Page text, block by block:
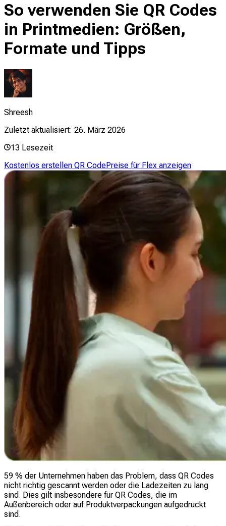
So verwenden Sie QR Codes
in Printmedien: Größen,
Formate und Tipps
Shreesh
Zuletzt aktualisiert: 26. März 2026
13 Lesezeit
Kostenlos erstellen QR CodePreise für Flex anzeigen
59 % der Unternehmen haben das Problem, dass QR Codes
nicht richtig gescannt werden oder die Ladezeiten zu lang
sind. Dies gilt insbesondere für QR Codes, die im
Außenbereich oder auf Produktverpackungen aufgedruckt
sind.